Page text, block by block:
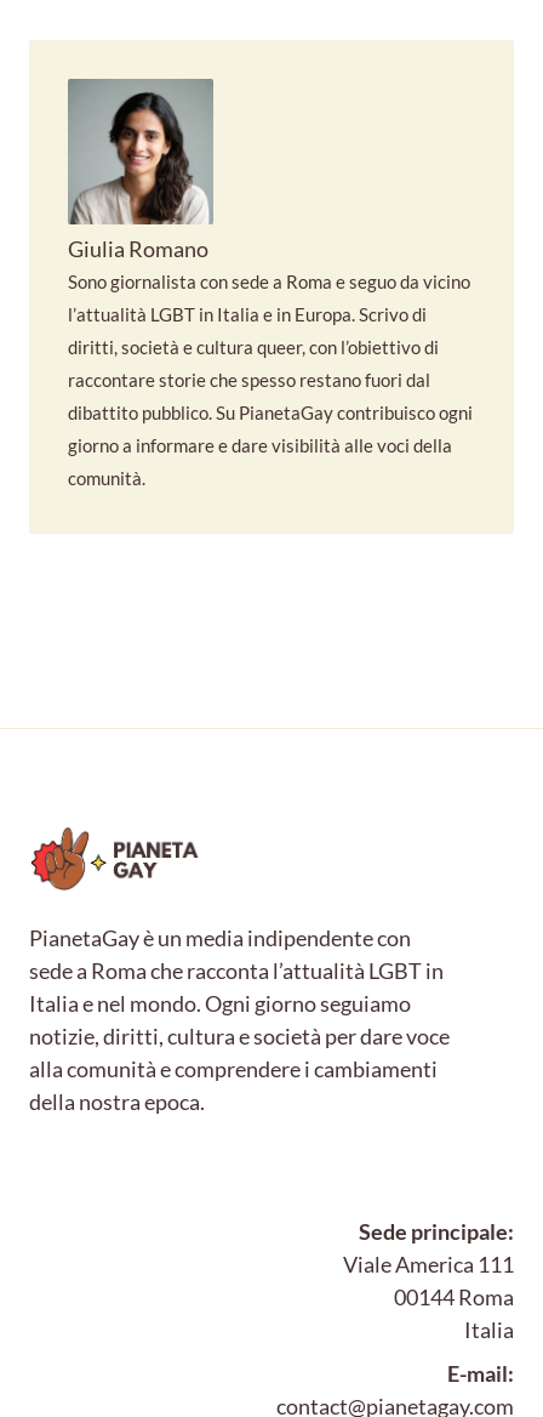
Giulia Romano
Sono giornalista con sede a Roma e seguo da vicino
l’attualità LGBT in Italia e in Europa. Scrivo di
diritti, società e cultura queer, con l’obiettivo di
raccontare storie che spesso restano fuori dal
dibattito pubblico. Su PianetaGay contribuisco ogni
giorno a informare e dare visibilità alle voci della
comunità.
PianetaGay è un media indipendente con
sede a Roma che racconta l’attualità LGBT in
Italia e nel mondo. Ogni giorno seguiamo
notizie, diritti, cultura e società per dare voce
alla comunità e comprendere i cambiamenti
della nostra epoca.
Sede principale:
Viale America 111
00144 Roma
Italia
E-mail:
contact@pianetagay.com